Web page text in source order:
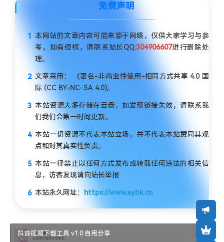
免费声明
本网站的文章内容可能来源于网络，仅供大家学习与参
考，如有侵权，请联系站长QQ:304906607进行删除处
理。
文章采用： 《署名-非商业性使用-相同方式共享 4.0 国
际 (CC BY-NC-SA 4.0)。
本站资源大多存储在云盘，如发现链接失效，请联系我
们我们会第一时间更新。
本站一切资源不代表本站立场，并不代表本站赞同其观
点和对其真实性负责。
本站一律禁止以任何方式发布或转载任何违法的相关信
息，访客发现请向站长举报
本站永久网址： https://www.aybk.cn
抖音视频下载工具 v1.0 自用分享